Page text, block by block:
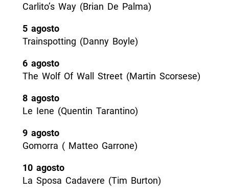
Carlito’s Way (Brian De Palma)
5 agosto
Trainspotting (Danny Boyle)
6 agosto
The Wolf Of Wall Street (Martin Scorsese)
8 agosto
Le Iene (Quentin Tarantino)
9 agosto
Gomorra ( Matteo Garrone)
10 agosto
La Sposa Cadavere (Tim Burton)